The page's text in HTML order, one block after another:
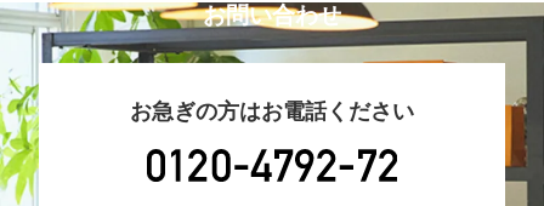
お問い合わせ
お急ぎの方はお電話ください